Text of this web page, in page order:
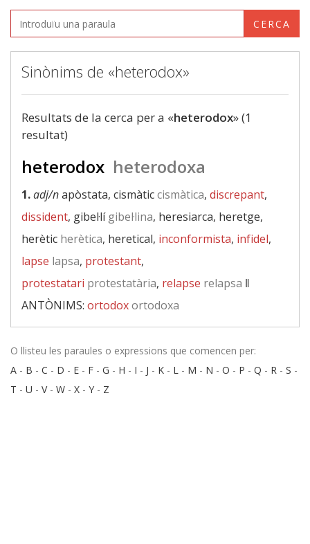
CERCA
Sinònims de «heterodox»
Resultats de la cerca per a «heterodox» (1
resultat)
heterodox heterodoxa
1.adj/napòstata, cismàticcismàtica, discrepant,
dissident, gibel·lígibel·lina, heresiarca, heretge,
herètic herètica, heretical, inconformista, infidel,
lapse lapsa, protestant,
protestatari protestatària, relapse relapsa ‖
ANTÒNIMS: ortodoxortodoxa
O llisteu les paraules o expressions que comencen per:
A - B - C - D - E - F - G - H - I - J - K - L - M - N - O - P - Q - R - S -
T - U - V- W - X - Y - Z